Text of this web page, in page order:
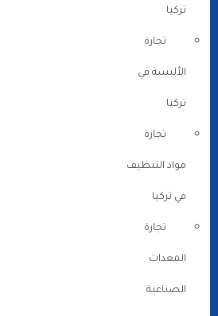
تركيا
تجارة
الألبسة في
تركيا
تجارة
مواد التنظيف
في تركيا
تجارة
المعدات
الصناعية